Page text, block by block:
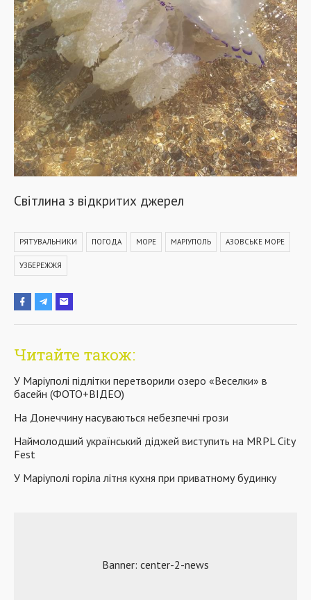
Світлина з відкритих джерел
РЯТУВАЛЬНИКИ ПОГОДА МОРЕ МАРІУПОЛЬ АЗОВСЬКЕ МОРЕ
УЗБЕРЕЖЖЯ
Читайте також:
У Маріуполі підлітки перетворили озеро «Веселки» в
басейн (ФОТО+ВІДЕО)
На Донеччину насуваються небезпечні грози
Наймолодший український діджей виступить на MRPL City
Fest
У Маріуполі горіла літня кухня при приватному будинку